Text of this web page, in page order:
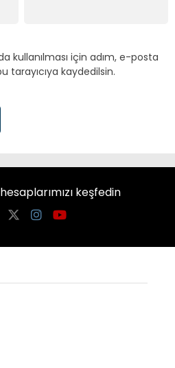
kullanılması için adım, e-posta
tarayıcıya kaydedilsin.
keşfedin